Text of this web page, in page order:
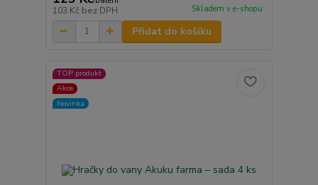
103 Kč bez DPH Skladem v e-shopu
Přidat do košíku
TOP produkt
Akce
Novinka